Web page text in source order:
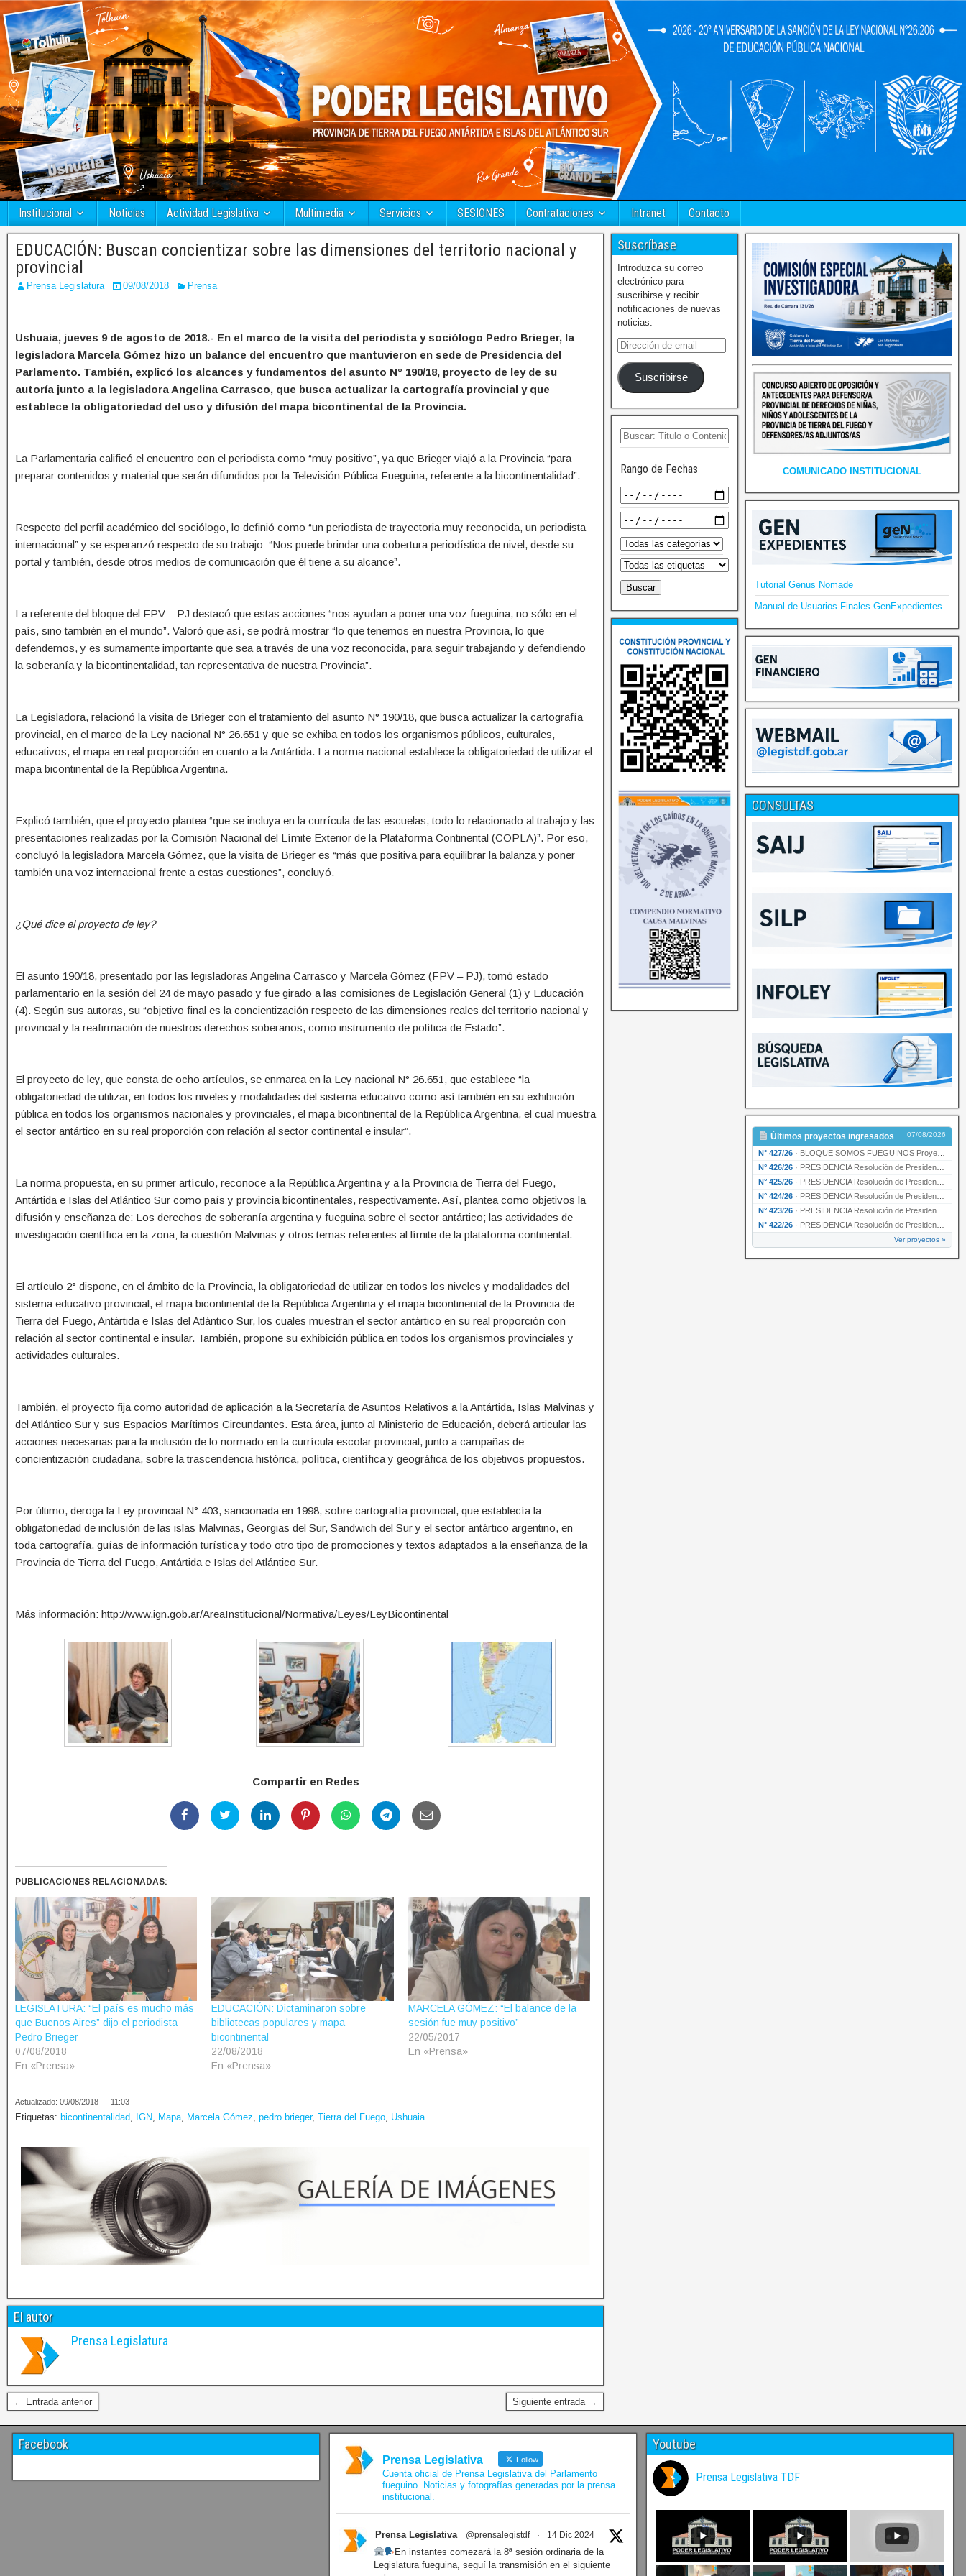
Institucional Noticias Actividad Legislativa Multimedia Servicios SESIONES Contrataciones Intranet Contacto
EDUCACIÓN: Buscan concientizar sobre las dimensiones del territorio nacional y
provincial
Prensa Legislatura 09/08/2018 Prensa
Ushuaia, jueves 9 de agosto de 2018.- En el marco de la visita del periodista y sociólogo Pedro Brieger, la
legisladora Marcela Gómez hizo un balance del encuentro que mantuvieron en sede de Presidencia del
Parlamento. También, explicó los alcances y fundamentos del asunto N° 190/18, proyecto de ley de su
autoría junto a la legisladora Angelina Carrasco, que busca actualizar la cartografía provincial y que
establece la obligatoriedad del uso y difusión del mapa bicontinental de la Provincia.
La Parlamentaria calificó el encuentro con el periodista como “muy positivo”, ya que Brieger viajó a la Provincia “para
preparar contenidos y material que serán difundidos por la Televisión Pública Fueguina, referente a la bicontinentalidad”.
Respecto del perfil académico del sociólogo, lo definió como “un periodista de trayectoria muy reconocida, un periodista
internacional” y se esperanzó respecto de su trabajo: “Nos puede brindar una cobertura periodística de nivel, desde su
portal y también, desde otros medios de comunicación que él tiene a su alcance”.
La referente del bloque del FPV – PJ destacó que estas acciones “nos ayudan a poner una voz fueguina, no sólo en el
país, sino también en el mundo”. Valoró que así, se podrá mostrar “lo que tenemos en nuestra Provincia, lo que
defendemos, y es sumamente importante que sea a través de una voz reconocida, para seguir trabajando y defendiendo
la soberanía y la bicontinentalidad, tan representativa de nuestra Provincia”.
La Legisladora, relacionó la visita de Brieger con el tratamiento del asunto N° 190/18, que busca actualizar la cartografía
provincial, en el marco de la Ley nacional N° 26.651 y que se exhiba en todos los organismos públicos, culturales,
educativos, el mapa en real proporción en cuanto a la Antártida. La norma nacional establece la obligatoriedad de utilizar el
mapa bicontinental de la República Argentina.
Explicó también, que el proyecto plantea “que se incluya en la currícula de las escuelas, todo lo relacionado al trabajo y las
presentaciones realizadas por la Comisión Nacional del Límite Exterior de la Plataforma Continental (COPLA)”. Por eso,
concluyó la legisladora Marcela Gómez, que la visita de Brieger es “más que positiva para equilibrar la balanza y poner
también una voz internacional frente a estas cuestiones”, concluyó.
¿Qué dice el proyecto de ley?
El asunto 190/18, presentado por las legisladoras Angelina Carrasco y Marcela Gómez (FPV – PJ), tomó estado
parlamentario en la sesión del 24 de mayo pasado y fue girado a las comisiones de Legislación General (1) y Educación
(4). Según sus autoras, su “objetivo final es la concientización respecto de las dimensiones reales del territorio nacional y
provincial y la reafirmación de nuestros derechos soberanos, como instrumento de política de Estado”.
El proyecto de ley, que consta de ocho artículos, se enmarca en la Ley nacional N° 26.651, que establece “la
obligatoriedad de utilizar, en todos los niveles y modalidades del sistema educativo como así también en su exhibición
pública en todos los organismos nacionales y provinciales, el mapa bicontinental de la República Argentina, el cual muestra
el sector antártico en su real proporción con relación al sector continental e insular”.
La norma propuesta, en su primer artículo, reconoce a la República Argentina y a la Provincia de Tierra del Fuego,
Antártida e Islas del Atlántico Sur como país y provincia bicontinentales, respectivamente. Así, plantea como objetivos la
difusión y enseñanza de: Los derechos de soberanía argentina y fueguina sobre el sector antártico; las actividades de
investigación científica en la zona; la cuestión Malvinas y otros temas referentes al límite de la plataforma continental.
El artículo 2° dispone, en el ámbito de la Provincia, la obligatoriedad de utilizar en todos los niveles y modalidades del
sistema educativo provincial, el mapa bicontinental de la República Argentina y el mapa bicontinental de la Provincia de
Tierra del Fuego, Antártida e Islas del Atlántico Sur, los cuales muestran el sector antártico en su real proporción con
relación al sector continental e insular. También, propone su exhibición pública en todos los organismos provinciales y
actividades culturales.
También, el proyecto fija como autoridad de aplicación a la Secretaría de Asuntos Relativos a la Antártida, Islas Malvinas y
del Atlántico Sur y sus Espacios Marítimos Circundantes. Esta área, junto al Ministerio de Educación, deberá articular las
acciones necesarias para la inclusión de lo normado en la currícula escolar provincial, junto a campañas de
concientización ciudadana, sobre la trascendencia histórica, política, científica y geográfica de los objetivos propuestos.
Por último, deroga la Ley provincial N° 403, sancionada en 1998, sobre cartografía provincial, que establecía la
obligatoriedad de inclusión de las islas Malvinas, Georgias del Sur, Sandwich del Sur y el sector antártico argentino, en
toda cartografía, guías de información turística y todo otro tipo de promociones y textos adaptados a la enseñanza de la
Provincia de Tierra del Fuego, Antártida e Islas del Atlántico Sur.
Más información: http://www.ign.gob.ar/AreaInstitucional/Normativa/Leyes/LeyBicontinental
Compartir en Redes
PUBLICACIONES RELACIONADAS:
LEGISLATURA: “El país es mucho más
que Buenos Aires” dijo el periodista
Pedro Brieger
07/08/2018
En «Prensa»
EDUCACIÓN: Dictaminaron sobre
bibliotecas populares y mapa
bicontinental
22/08/2018
En «Prensa»
MARCELA GÓMEZ: “El balance de la
sesión fue muy positivo”
22/05/2017
En «Prensa»
Actualizado: 09/08/2018 — 11:03
Etiquetas: bicontinentalidad, IGN, Mapa, Marcela Gómez, pedro brieger, Tierra del Fuego, Ushuaia
El autor
Prensa Legislatura
← Entrada anterior Siguiente entrada →
Suscríbase
Introduzca su correo
electrónico para
suscribirse y recibir
notificaciones de nuevas
noticias.
Suscribirse
Rango de Fechas COMUNICADO INSTITUCIONAL
Tutorial Genus Nomade
Manual de Usuarios Finales GenExpedientes
CONSULTAS
Últimos proyectos ingresados 07/08/2026
N° 427/26 · BLOQUE SOMOS FUEGUINOS Proyecto de Declaración declarando de interés provincial PRESIDENCI…
N° 426/26 · PRESIDENCIA Resolución de Presidencia N° 216/26 declarando de interés provincial la labor …
N° 425/26 · PRESIDENCIA Resolución de Presidencia N° 212/26 declarando de interés provincial el “50° A…
N° 424/26 · PRESIDENCIA Resolución de Presidencia Nº 210/26 declarando de interés provincial el proyec…
N° 423/26 · PRESIDENCIA Resolución de Presidencia Nº 209/26 declarando de interés provincial la presen…
N° 422/26 · PRESIDENCIA Resolución de Presidencia N° 200/26 para su ratificación.
Ver proyectos »
Facebook
Prensa Legislativa Follow
Cuenta oficial de Prensa Legislativa del Parlamento
fueguino. Noticias y fotografías generadas por la prensa
institucional.
Prensa Legislativa @prensalegistdf · 14 Dic 2024
En instantes comezará la 8ª sesión ordinaria de la
Legislatura fueguina, seguí la transmisión en el siguiente
Youtube
Prensa Legislativa TDF